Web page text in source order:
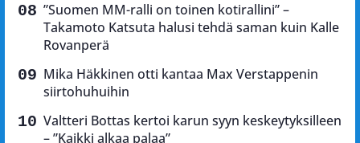
”Suomen MM-ralli on toinen kotirallini” –
Takamoto Katsuta halusi tehdä saman kuin Kalle
Rovanperä
Mika Häkkinen otti kantaa Max Verstappenin
siirtohuhuihin
Valtteri Bottas kertoi karun syyn keskeytyksilleen
– ”Kaikki alkaa palaa”